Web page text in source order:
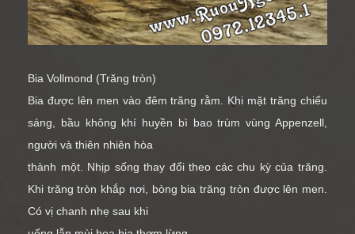
Bia Vollmond (Trăng tròn)
Bia được lên men vào đêm trăng rằm. Khi mặt trăng chiếu
sáng, bầu không khí huyền bì bao trùm vùng Appenzell,
người và thiên nhiên hòa
thành một. Nhịp sống thay đổi theo các chu kỳ của trăng.
Khi trăng tròn khắp nơi, bòng bia trăng tròn được lên men.
Có vị chanh nhẹ sau khi